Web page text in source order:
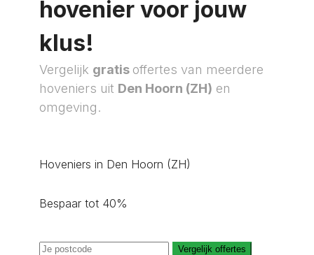
hovenier voor jouw
klus!
Vergelijk gratis offertes van meerdere
hoveniers uit Den Hoorn (ZH) en
omgeving.
Hoveniers in Den Hoorn (ZH)
Bespaar tot 40%
Vergelijk offertes